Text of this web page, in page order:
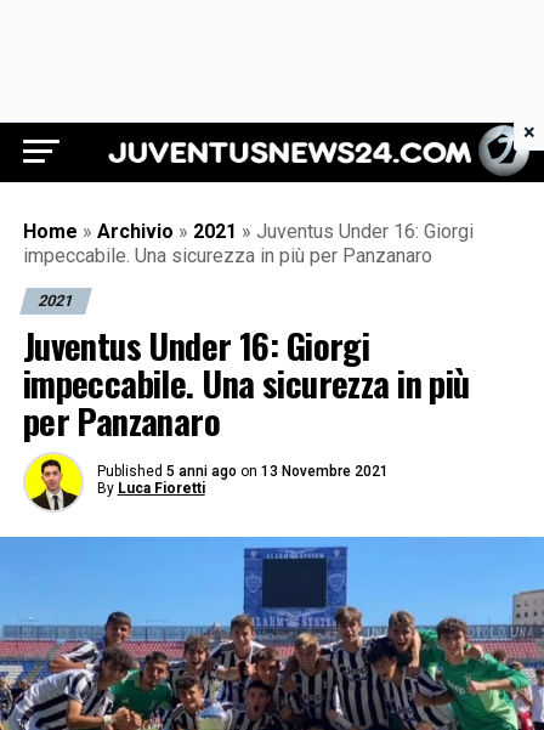
Juventus News 24
Home » Archivio » 2021 » Juventus Under 16: Giorgi
impeccabile. Una sicurezza in più per Panzanaro
2021
Juventus Under 16: Giorgi
impeccabile. Una sicurezza in più
per Panzanaro
Published 5 anni ago on 13 Novembre 2021
By Luca Fioretti
×